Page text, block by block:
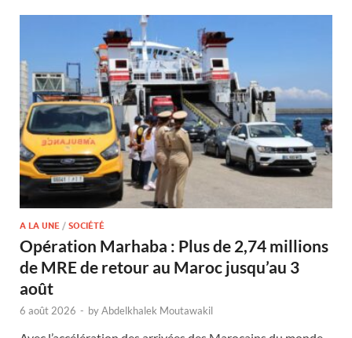
A LA UNE / SOCIÉTÉ
Opération Marhaba : Plus de 2,74 millions
de MRE de retour au Maroc jusqu’au 3
août
6 août 2026 - byAbdelkhalek Moutawakil